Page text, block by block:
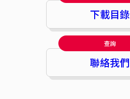
下載目錄
查詢
聯絡我們